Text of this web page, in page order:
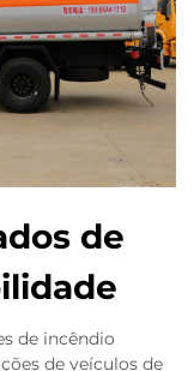
de
de incêndio
de veículos de